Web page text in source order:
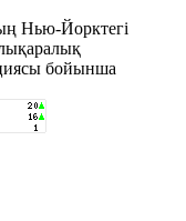
Нью-Йорктегі
бойынша